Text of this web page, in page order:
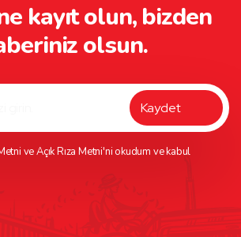
kayıt olun, bizden
olsun.
veAçık Rıza Metni'ni okudum ve kabul